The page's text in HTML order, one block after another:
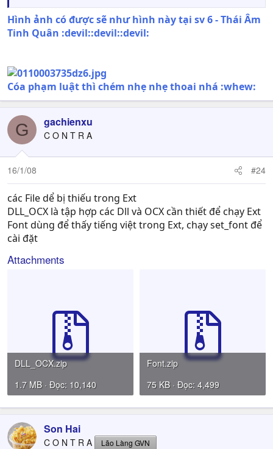
Hình ảnh có được sẽ như hình này tại sv 6 - Thái Âm
Tinh Quân :devil::devil::devil:
Cóa phạm luật thì chém nhẹ nhẹ thoai nhá :whew:
G gachienxu
C O N T R A
16/1/08 #24
các File dể bị thiếu trong Ext
DLL_OCX là tập hợp các Dll và OCX cần thiết để chạy Ext
Font dùng để thấy tiếng việt trong Ext, chạy set_font để
cài đặt
Attachments
DLL_OCX.zip
1.7 MB · Đọc: 10,140
Font.zip
75 KB · Đọc: 4,499
Son Hai
C O N T R A Lão Làng GVN